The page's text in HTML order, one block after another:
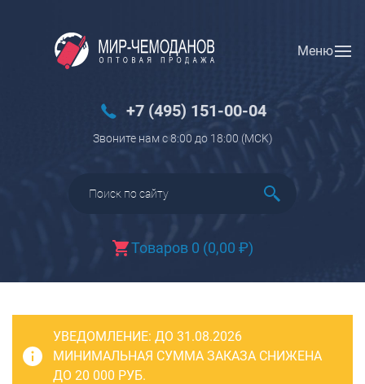
Меню
+7 (495) 151-00-04
Звоните нам с 8:00 до 18:00 (МCK)
Товаров 0 (0,00 ₽)
Вход Регистрация
Багаж
Чемоданы
Чемоданы детские
Пилоты на колесах
Рюкзаки детские для детских
Бьюти-кейсы
САКВОЯЖИ
УВЕДОМЛЕНИЕ: ДО 31.08.2026
МИНИМАЛЬНАЯ СУММА ЗАКАЗА СНИЖЕНА
ДО 20 000 РУБ.